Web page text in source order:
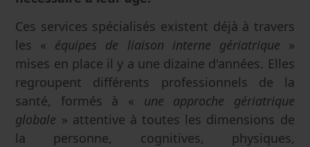
Ces services spécialisés existent déjà à travers
les « équipes de liaison interne gériatrique »
mises en place il y a une dizaine d'années. Elles
regroupent différents professionnels de la
santé, formés à « une approche gériatrique
globale » attentive à toutes les dimensions de
la personne, cognitives, physiques,